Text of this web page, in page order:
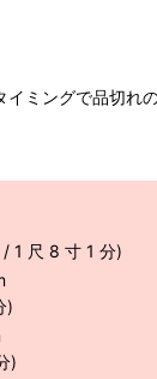
ミングで品切
1 尺 8 寸 1 分)
)
)